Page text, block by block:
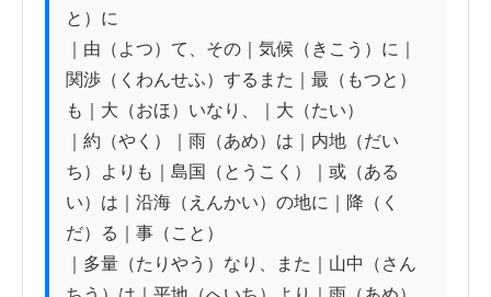
と）に
｜由（よつ）て、その｜気候（きこう）に｜
関渉（くわんせふ）するまた｜最（もつと）
も｜大（おほ）いなり、｜大（たい）
｜約（やく）｜雨（あめ）は｜内地（だい
ち）よりも｜島国（とうこく）｜或（ある
い）は｜沿海（えんかい）の地に｜降（く
だ）る｜事（こと）
｜多量（たりやう）なり、また｜山中（さん